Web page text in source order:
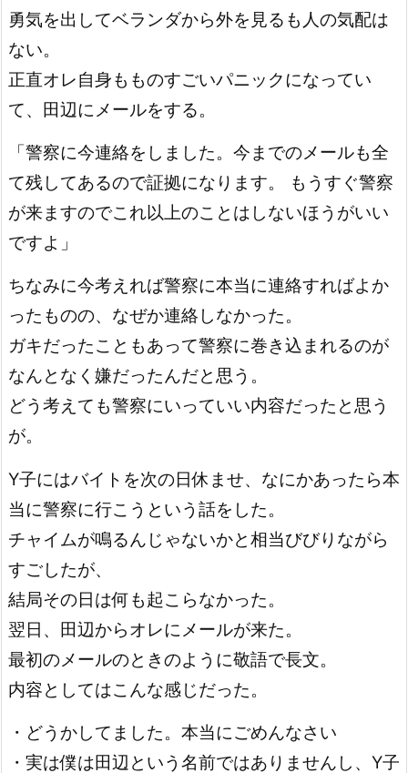
勇気を出してベランダから外を見るも人の気配は
ない。
正直オレ自身もものすごいパニックになってい
て、田辺にメールをする。
「警察に今連絡をしました。今までのメールも全
て残してあるので証拠になります。 もうすぐ警察
が来ますのでこれ以上のことはしないほうがいい
ですよ」
ちなみに今考えれば警察に本当に連絡すればよか
ったものの、なぜか連絡しなかった。
ガキだったこともあって警察に巻き込まれるのが
なんとなく嫌だったんだと思う。
どう考えても警察にいっていい内容だったと思う
が。
Y子にはバイトを次の日休ませ、なにかあったら本
当に警察に行こうという話をした。
チャイムが鳴るんじゃないかと相当びびりながら
すごしたが、
結局その日は何も起こらなかった。
翌日、田辺からオレにメールが来た。
最初のメールのときのように敬語で長文。
内容としてはこんな感じだった。
・どうかしてました。本当にごめんなさい
・実は僕は田辺という名前ではありませんし、Y子